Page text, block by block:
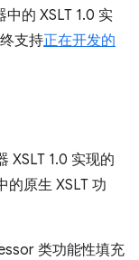
的 XSLT 1.0 实
支持正在开发的
XSLT 1.0 实现的
原生 XSLT 功
类功能性填充